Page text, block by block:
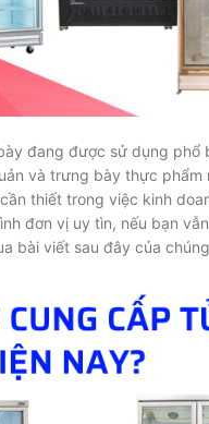
đang được sử dụng phổ
và trưng bày thực
thiết trong việc kinh
đơn vị uy tìn, nếu bạn
bài viết sau đây của